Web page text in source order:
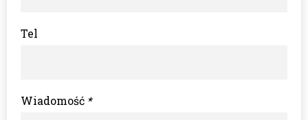
Tel
*
Wiadomość